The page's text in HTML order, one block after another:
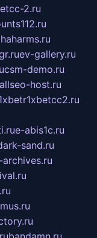
2.ru
ev-gallery.ru
csm-demo.ru
allseo-host.ru
e-abis1c.ru
sand.ru
archives.ru